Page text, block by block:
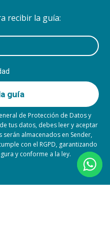
recibir la guía:
de Protección de Datos y
tus datos, debes leer y aceptar
serán almacenados en Sender,
con el RGPD, garantizando
y conforme a la ley.